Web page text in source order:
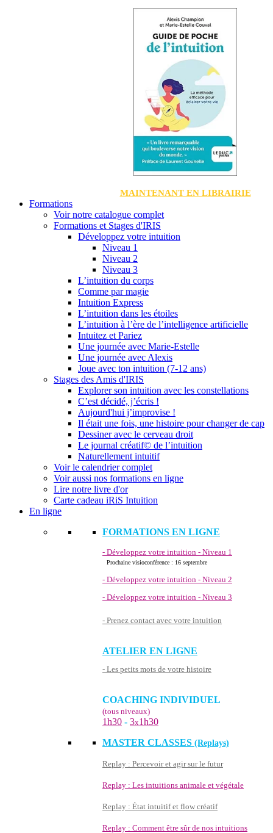
MAINTENANT EN LIBRAIRIE
Formations
Voir notre catalogue complet
Formations et Stages d'IRIS
Développez votre intuition
Niveau 1
Niveau 2
Niveau 3
L’intuition du corps
Comme par magie
Intuition Express
L’intuition dans les étoiles
L’intuition à l’ère de l’intelligence artificielle
Intuitez et Pariez
Une journée avec Marie-Estelle
Une journée avec Alexis
Joue avec ton intuition (7-12 ans)
Stages des Amis d'IRIS
Explorer son intuition avec les constellations
C’est décidé, j’écris !
Aujourd'hui j’improvise !
Il était une fois, une histoire pour changer de cap
Dessiner avec le cerveau droit
Le journal créatif© de l’intuition
Naturellement intuitif
Voir le calendrier complet
Voir aussi nos formations en ligne
Lire notre livre d'or
Carte cadeau iRiS Intuition
En ligne
FORMATIONS EN LIGNE
- Développez votre intuition - Niveau 1
Prochaine visioconférence : 16 septembre
- Développez votre intuition - Niveau 2
- Développez votre intuition - Niveau 3
- Prenez contact avec votre intuition
ATELIER EN LIGNE
- Les petits mots de votre histoire
COACHING INDIVIDUEL
(tous niveaux)
1h30 - 3x1h30
MASTER CLASSES (Replays)
Replay : Percevoir et agir sur le futur
Replay : Les intuitions animale et végétale
Replay : État intuitif et flow créatif
Replay : Comment être sûr de nos intuitions